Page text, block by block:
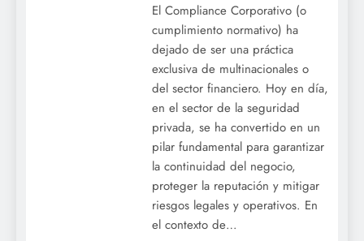
El Compliance Corporativo (o
cumplimiento normativo) ha
dejado de ser una práctica
exclusiva de multinacionales o
del sector financiero. Hoy en día,
en el sector de la seguridad
privada, se ha convertido en un
pilar fundamental para garantizar
la continuidad del negocio,
proteger la reputación y mitigar
riesgos legales y operativos. En
el contexto de…